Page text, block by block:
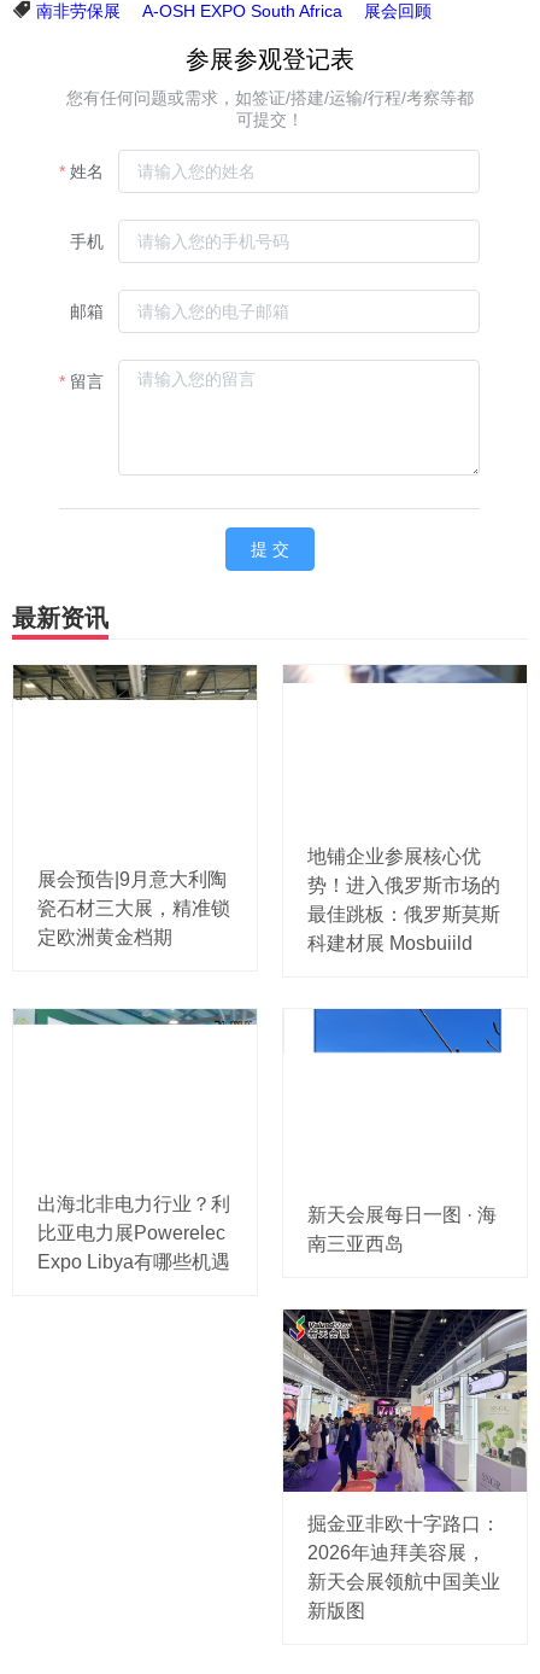
南非劳保展 A-OSH EXPO South Africa 展会回顾
最新资讯
展会预告|9月意大利陶
瓷石材三大展，精准锁
定欧洲黄金档期
地铺企业参展核心优
势！进入俄罗斯市场的
最佳跳板：俄罗斯莫斯
科建材展 Mosbuiild
出海北非电力行业？利
比亚电力展Powerelec
Expo Libya有哪些机遇
新天会展每日一图 · 海
南三亚西岛
掘金亚非欧十字路口：
2026年迪拜美容展，
新天会展领航中国美业
新版图